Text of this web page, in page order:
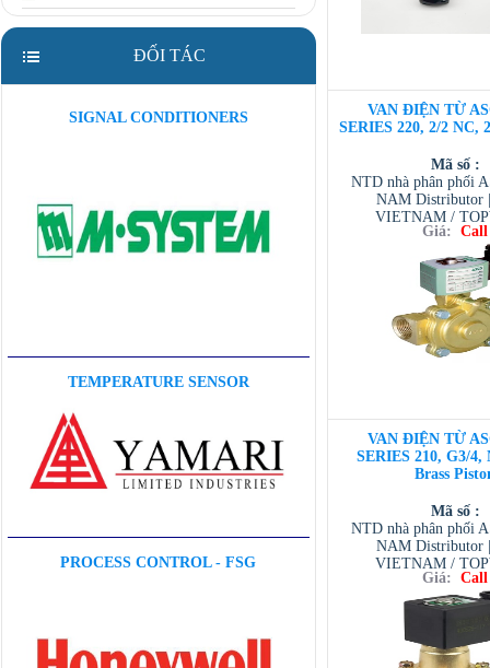
ĐỐI TÁC
SIGNAL CONDITIONERS
TEMPERATURE SENSOR
PROCESS CONTROL - FSG
VAN ĐIỆN TỪ
SERIES 220, 2/2 NC,
Mã số :
NTD nhà phân phối
NAM Distributor
VIETNAM /
VIETNAM /
/ TESCOM
Giá: Call
VAN ĐIỆN TỪ
SERIES 210, G3/4,
Brass
Mã số :
NTD nhà phân phối
NAM Distributor
VIETNAM /
VIETNAM /
/ TESCOM
Giá: Call